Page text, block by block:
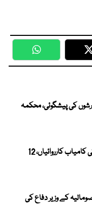
WhatsApp
کی پیشگوئی، محکمہ
بلوچستان میں سیکیورٹی فورسز کی کامیاب کارروائیاں، 12
کے وزیر دفاع کی